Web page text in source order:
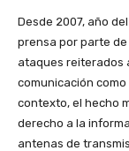
Desde 2007, año
prensa por parte
ataques reiterados
comunicación
contexto, el hecho
derecho a la
antenas de